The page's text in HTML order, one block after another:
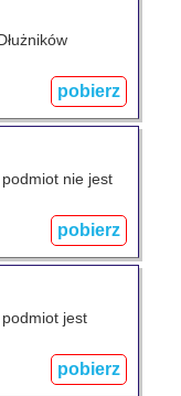
pobierz
nie jest
pobierz
jest
pobierz